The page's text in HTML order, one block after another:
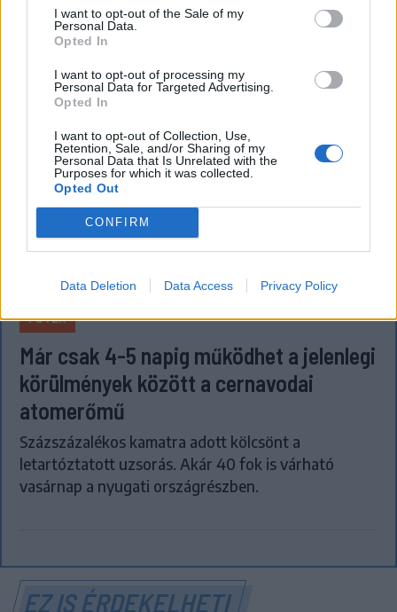
I want to opt-out of the Sale of my
Personal Data.
Opted In
I want to opt-out of processing my
Personal Data for Targeted Advertising.
Opted In
I want to opt-out of Collection, Use,
Retention, Sale, and/or Sharing of my
Personal Data that Is Unrelated with the
Purposes for which it was collected.
Opted Out
CONFIRM
Data Deletion Data Access Privacy Policy
jelentette be.
FŐTÉR
Már csak 4-5 napig működhet a jelenlegi
körülmények között a cernavodai
atomerőmű
Százszázalékos kamatra adott kölcsönt a
letartóztatott uzsorás. Akár 40 fok is várható
vasárnap a nyugati országrészben.
EZ IS ÉRDEKELHETI